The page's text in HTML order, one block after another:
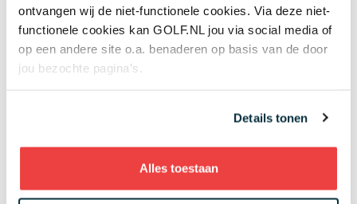
ontvangen wij de niet-functionele cookies. Via deze niet-
functionele cookies kan GOLF.NL jou via social media of
op een andere site o.a. benaderen op basis van de door
jou bezochte pagina’s.
Details tonen
Alles toestaan
Luiten echt de makkelijkste
manier om te chippen
4 augustus 2026 Instructie
clubtitels op eigen baan: 'Ik heb
talent, zij hebben dat niet'
4 augustus 2026